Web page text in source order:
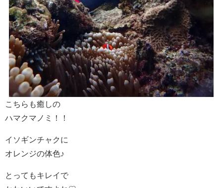
こちらも癒しの
ハマクマノミ！！
イソギンチャクに
オレンジの体色♪
とってもキレイで